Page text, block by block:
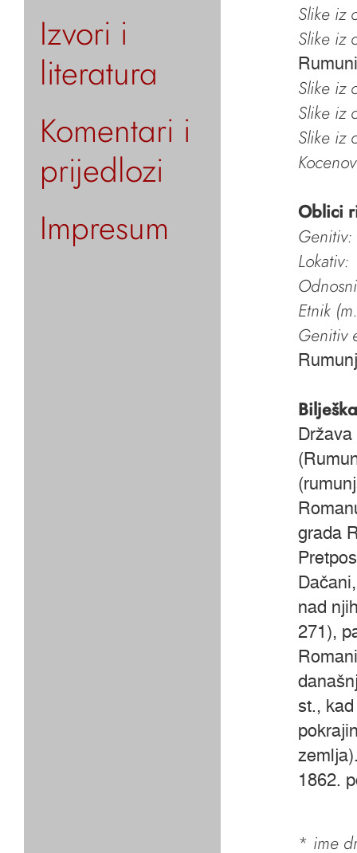
Izvori i
literatura
Komentari i
prijedlozi
Impresum
Slike iz
Slike iz
Slike iz
Slike iz
Slike iz
Oblici
Genitiv:
Lokativ:
Etnik
Genitiv
Bilješka
grada
nad
271),
st.,
1862.
* ime